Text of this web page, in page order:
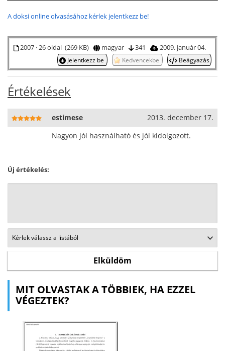
A doksi online olvasásához kérlek jelentkezz be!
2007 · 26 oldal (269 KB) magyar 341 2009. január 04.
Jelentkezz be Kedvencekbe Beágyazás
Értékelések
estimese
2013. december 17.
Nagyon jól használható és jól kidolgozott.
Új értékelés:
MIT OLVASTAK A TÖBBIEK, HA EZZEL
VÉGEZTEK?